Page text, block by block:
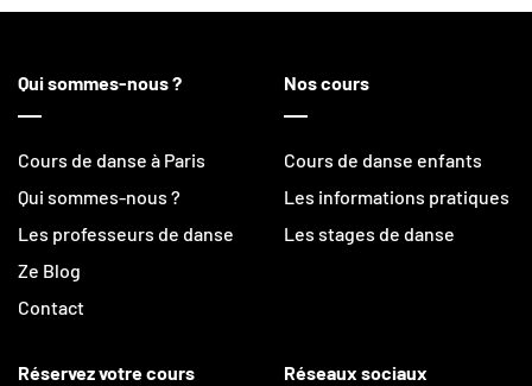
Qui sommes-nous ?
Cours de danse à Paris
Qui sommes-nous ?
Les professeurs de danse
Ze Blog
Contact
Nos cours
Cours de danse enfants
Les informations pratiques
Les stages de danse
Réservez votre cours Réseaux sociaux